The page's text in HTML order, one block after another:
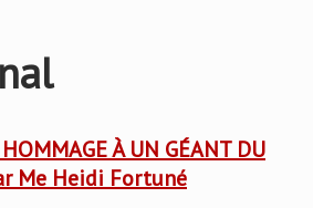
À UN GÉANT DU
Me Heidi Fortuné